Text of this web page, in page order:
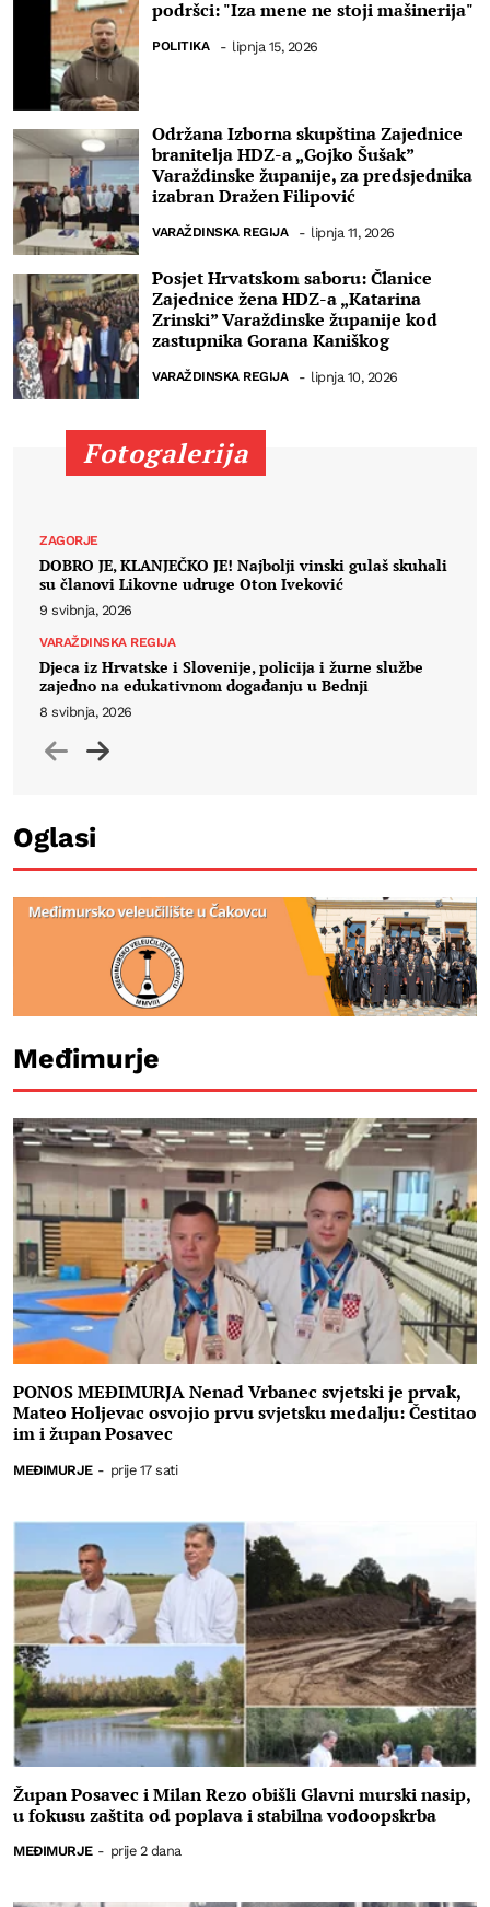
podršci: "Iza mene ne stoji mašinerija"
POLITIKA - lipnja 15, 2026
Održana Izborna skupština Zajednice
branitelja HDZ-a „Gojko Šušak”
Varaždinske županije, za predsjednika
izabran Dražen Filipović
VARAŽDINSKA REGIJA - lipnja 11, 2026
Posjet Hrvatskom saboru: Članice
Zajednice žena HDZ-a „Katarina
Zrinski” Varaždinske županije kod
zastupnika Gorana Kaniškog
VARAŽDINSKA REGIJA - lipnja 10, 2026
Fotogalerija
ZAGORJE
DOBRO JE, KLANJEČKO JE! Najbolji vinski gulaš skuhali
su članovi Likovne udruge Oton Iveković
9 svibnja, 2026
VARAŽDINSKA REGIJA
Djeca iz Hrvatske i Slovenije, policija i žurne službe
zajedno na edukativnom događanju u Bednji
8 svibnja, 2026
Prethodno
Sljedeći
Oglasi
Međimurje
PONOS MEĐIMURJA Nenad Vrbanec svjetski je prvak,
Mateo Holjevac osvojio prvu svjetsku medalju: Čestitao
im i župan Posavec
MEĐIMURJE - prije 17 sati
Župan Posavec i Milan Rezo obišli Glavni murski nasip,
u fokusu zaštita od poplava i stabilna vodoopskrba
MEĐIMURJE - prije 2 dana